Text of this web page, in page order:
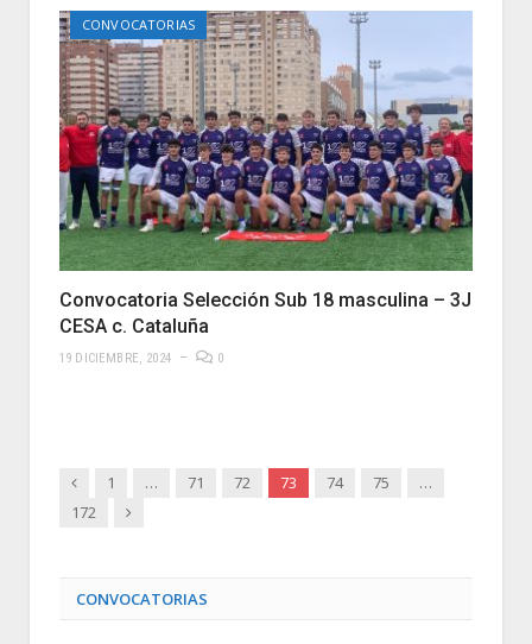
CONVOCATORIAS
Convocatoria Selección Sub 18 masculina – 3J
CESA c. Cataluña
19 DICIEMBRE, 2024 0
Anterior
1 … 71 72 73 74 75
…
172
Siguiente
CONVOCATORIAS